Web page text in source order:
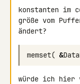
konstanten im
größe vom
memset( &
würde ich hier